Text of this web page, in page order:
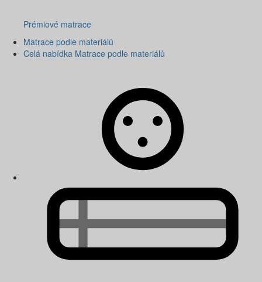
Prémiové matrace
Matrace podle materiálů
Celá nabídka Matrace podle materiálů